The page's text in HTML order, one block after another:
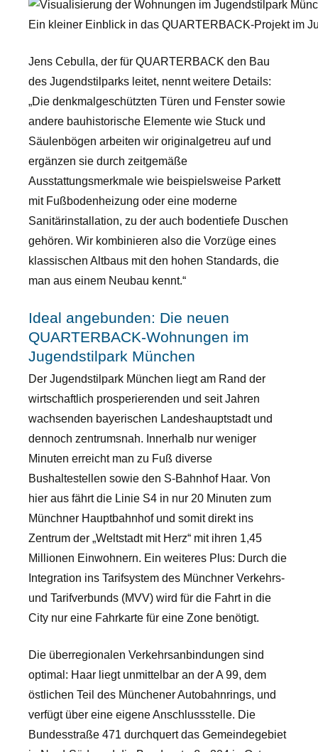
Ein kleiner Einblick in das QUARTERBACK-Projekt im
Jens Cebulla, der für QUARTERBACK den Bau
des Jugendstilparks leitet, nennt weitere Details:
„Die denkmalgeschützten Türen und Fenster sowie
andere bauhistorische Elemente wie Stuck und
Säulenbögen arbeiten wir originalgetreu auf und
ergänzen sie durch zeitgemäße
Ausstattungsmerkmale wie beispielsweise Parkett
mit Fußbodenheizung oder eine moderne
Sanitärinstallation, zu der auch bodentiefe Duschen
gehören. Wir kombinieren also die Vorzüge eines
klassischen Altbaus mit den hohen Standards, die
man aus einem Neubau kennt.“
Ideal angebunden: Die neuen
QUARTERBACK-Wohnungen im
Jugendstilpark München
Der Jugendstilpark München liegt am Rand der
wirtschaftlich prosperierenden und seit Jahren
wachsenden bayerischen Landeshauptstadt und
dennoch zentrumsnah. Innerhalb nur weniger
Minuten erreicht man zu Fuß diverse
Bushaltestellen sowie den S-Bahnhof Haar. Von
hier aus fährt die Linie S4 in nur 20 Minuten zum
Münchner Hauptbahnhof und somit direkt ins
Zentrum der „Weltstadt mit Herz“ mit ihren 1,45
Millionen Einwohnern. Ein weiteres Plus: Durch die
Integration ins Tarifsystem des Münchner Verkehrs-
und Tarifverbunds (MVV) wird für die Fahrt in die
City nur eine Fahrkarte für eine Zone benötigt.
Die überregionalen Verkehrsanbindungen sind
optimal: Haar liegt unmittelbar an der A 99, dem
östlichen Teil des Münchener Autobahnrings, und
verfügt über eine eigene Anschlussstelle. Die
Bundesstraße 471 durchquert das Gemeindegebiet